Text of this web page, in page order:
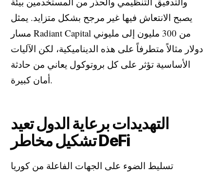
يصبح الانتعاش فيها غير مرجح بشكل متزايد. يمثل
مسار Radiant Capital من 300 مليون إلى مليوني
دولار مثالاً متطرفاً على هذه الديناميكية، لكن الآليات
الأساسية تؤثر على كل بروتوكول يعاني من حادثة
أمان كبيرة.
التهديدات برعاية الدول تعيد
تشكيل مخاطر DeFi
تسليط الضوء على الجهات الفاعلة من كوريا